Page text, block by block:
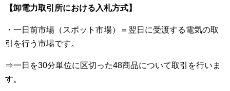
【卸電力取引所における入札方式】
・一日前市場（スポット市場）＝翌日に受渡する電気の取
引を行う市場です。
⇒一日を30分単位に区切った48商品について取引を行いま
す。